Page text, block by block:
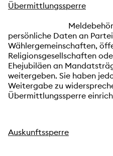
Übermittlungssperre
Meldebehörden
persönliche Daten an
Wählergemeinschaften,
Religionsgesellschaften
Ehejubiläen an
weitergeben. Sie haben
Weitergabe zu
Übermittlungssperre
Auskunftssperre